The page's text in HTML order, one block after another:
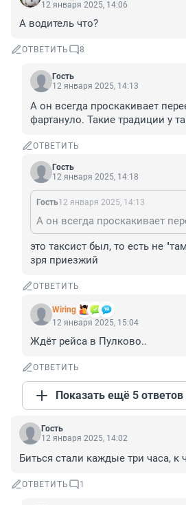
12 января 2025, 14:06
А водитель что?
ОТВЕТИТЬ 8
Гость
12 января 2025, 14:13
А он всегда проскакивает
фартануло. Такие традиции у
ОТВЕТИТЬ
Гость
12 января 2025, 14:18
Гость12 января 2025, 14:13
это таксист был, то есть не
зря приезжий
ОТВЕТИТЬ
Wiring
12 января 2025, 15:04
Ждёт рейса в Пулково..
ОТВЕТИТЬ
Показать ещё 5 ответов
Гость
12 января 2025, 14:02
Биться стали каждые три часа, к
ОТВЕТИТЬ 1